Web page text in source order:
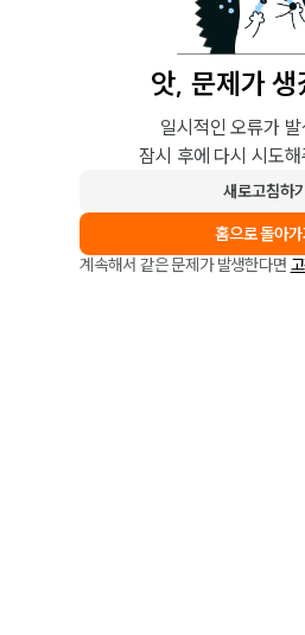
앗, 문제가
일시적인 오류가
잠시 후에 다시 시도
새로고침하
홈으로 돌아
계속해서 같은 문제가 발생한다면